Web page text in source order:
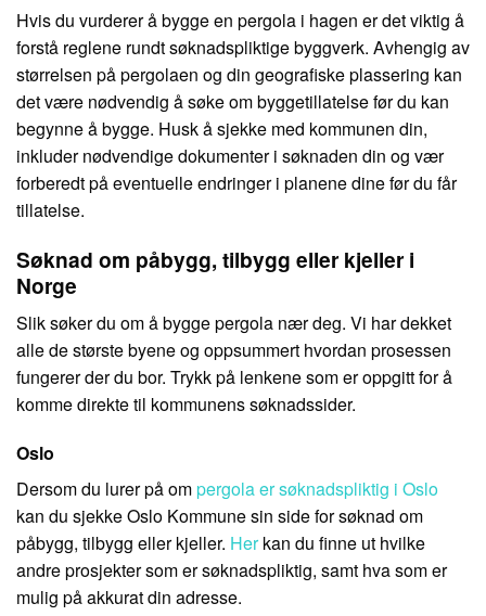
Hvis du vurderer å bygge en pergola i hagen er det viktig å
forstå reglene rundt søknadspliktige byggverk. Avhengig av
størrelsen på pergolaen og din geografiske plassering kan
det være nødvendig å søke om byggetillatelse før du kan
begynne å bygge. Husk å sjekke med kommunen din,
inkluder nødvendige dokumenter i søknaden din og vær
forberedt på eventuelle endringer i planene dine før du får
tillatelse.
Søknad om påbygg, tilbygg eller kjeller i
Norge
Slik søker du om å bygge pergola nær deg. Vi har dekket
alle de største byene og oppsummert hvordan prosessen
fungerer der du bor. Trykk på lenkene som er oppgitt for å
komme direkte til kommunens søknadssider.
Oslo
Dersom du lurer på ompergola er søknadspliktig i Oslo
kan du sjekke Oslo Kommune sin side for søknad om
påbygg, tilbygg eller kjeller. Herkan du finne ut hvilke
andre prosjekter som er søknadspliktig, samt hva som er
mulig på akkurat din adresse.